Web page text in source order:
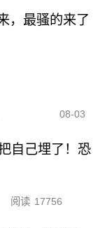
，最骚的来了
08-03
自己埋了！恐
阅读 17756